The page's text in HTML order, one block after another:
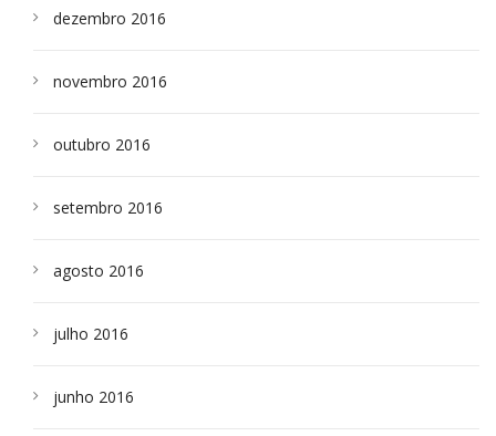
dezembro 2016
novembro 2016
outubro 2016
setembro 2016
agosto 2016
julho 2016
junho 2016